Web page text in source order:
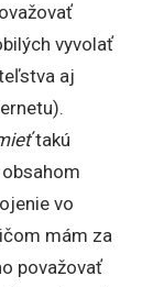
vyvolať
aj
takú
vo
mám za
považovať